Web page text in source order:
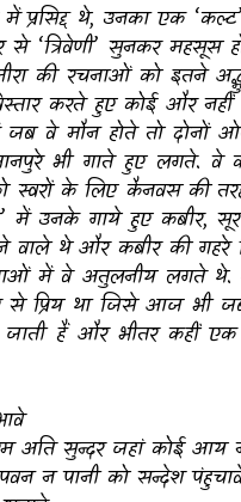
थे, उनका एक ‘कल्ट
से‘त्रिवेणी’ सुनकर महसूस
की रचनाओं को इतने
करते हुए कोई और
वे मौन होते तो दोनों
भी गाते हुए लगते. वे
स्वरों के लिए कैनवस की
’में उनके गाये हुए कबीर,
वाले थे और कबीर की गहरे
में वे अतुलनीय लगते थे.
से प्रिय था जिसे आज भी
हैं और भीतर कहीं एक
अति सुन्दर जहां कोई आय
न पानी को सन्देश